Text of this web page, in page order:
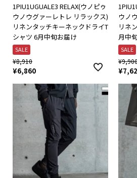
1PIU1UGUALE3 RELAX(ウノピゥ
ウノウグァーレトレ リラックス)
リネンタッチキーネックドライT
シャツ 6月中旬お届け
SALE
¥8,910
¥6,860
ウノ
リネ
月中
SALE
¥
¥